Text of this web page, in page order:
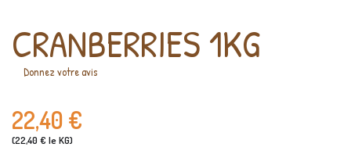
CRANBERRIES 1KG
Donnez votre avis
22,40 €
(22,40 € le KG)